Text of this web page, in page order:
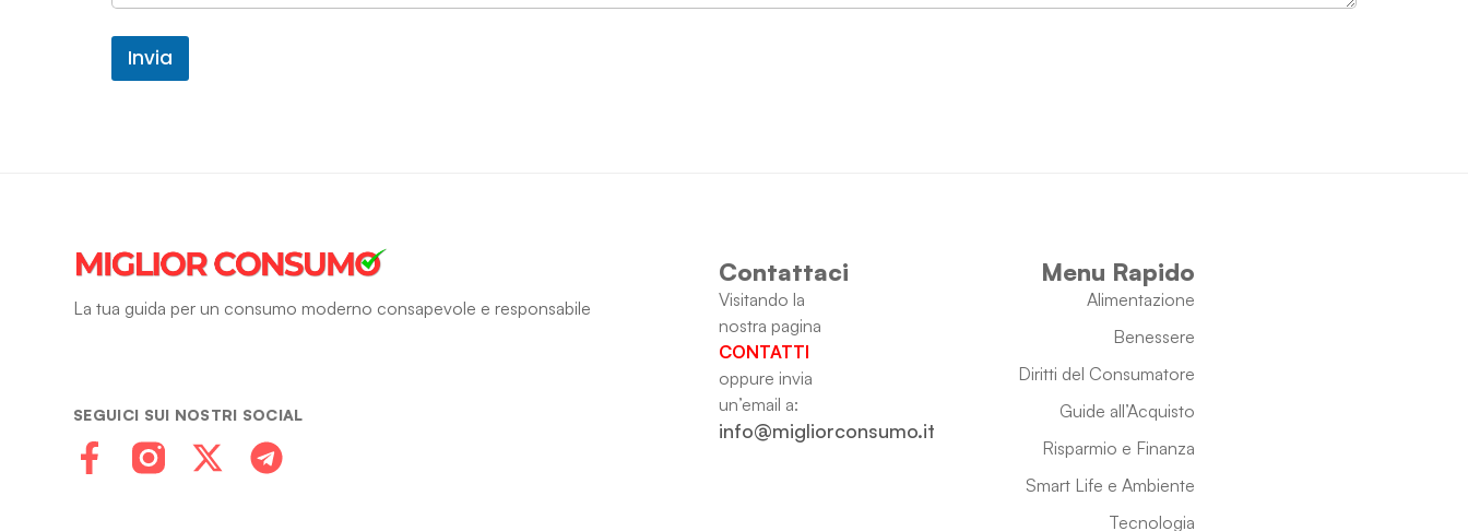
Invia
La tua guida per un consumo moderno consapevole e responsabile
SEGUICI SUI NOSTRI SOCIAL
Menu Rapido
Alimentazione
Benessere
Diritti del Consumatore
Guide all’Acquisto
Risparmio e Finanza
Smart Life e Ambiente
Tecnologia
Contattaci
Visitando la
nostra pagina
CONTATTI
oppure invia
un’email a:
info@migliorconsumo.it